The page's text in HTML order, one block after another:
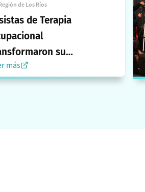
de Los Ríos
de Terapia
su
en libro
visibiliza historias de
más